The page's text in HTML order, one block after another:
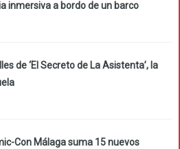
inmersiva a bordo de un barco
de ‘El Secreto de La Asistenta’, la
Con Málaga suma 15 nuevos